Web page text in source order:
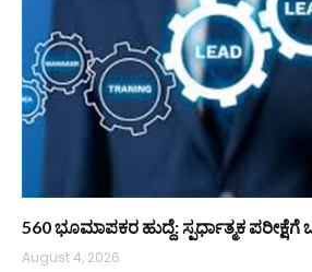
560 ಭೂಮಾಪಕರ ಹುದ್ದೆ: ಸ್ಪರ್ಧಾತ್ಮಕ
August 4, 2026